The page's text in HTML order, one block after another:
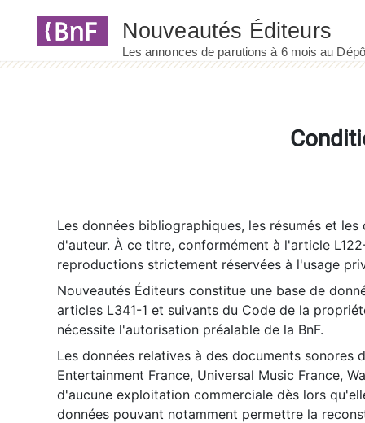
Les données bibliographiques, les résumés et
d'auteur. À ce titre, conformément à l'article
reproductions strictement réservées à l'usage
Nouveautés Éditeurs constitue une base de
articles L341-1 et suivants du Code de la
nécessite l'autorisation préalable de la BnF.
Les données relatives à des documents sonores
Entertainment France, Universal Music France,
d'aucune exploitation commerciale dès lors
données pouvant notamment permettre la